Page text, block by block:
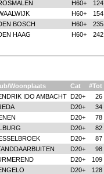
H60+
124
H60+
154
BOSCH H60+
235
HAAG H60+ 242
Woonplaats Cat
#Tot
IDO AMBACHT D20+
26
D20+
34
D20+
78
D20+
82
D20+
87
D20+
98
D20+
109
D20+
128